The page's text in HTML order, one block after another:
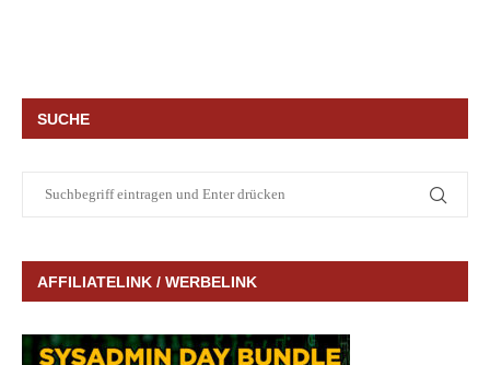
SUCHE
AFFILIATELINK / WERBELINK